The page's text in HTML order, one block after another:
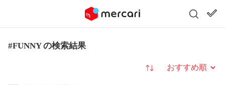
#FUNNY の検索結果
並び替え